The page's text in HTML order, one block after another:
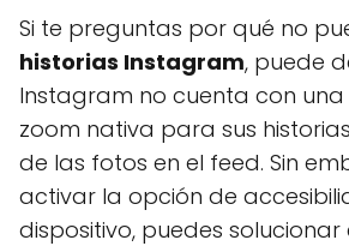
Si te preguntas por qué no
historias Instagram, puede
Instagram no cuenta con
zoom nativa para sus
de las fotos en el feed. Sin
activar la opción de
dispositivo, puedes solucionar